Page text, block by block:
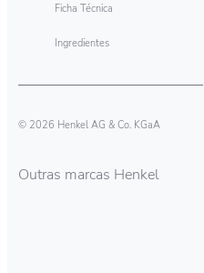
Ficha Técnica
Ingredientes
© 2026 Henkel AG & Co. KGaA
Outras marcas Henkel